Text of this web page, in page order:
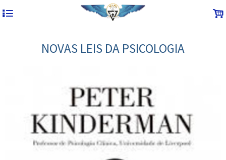
4 .
NOVAS LEIS DA PSICOLOGIA